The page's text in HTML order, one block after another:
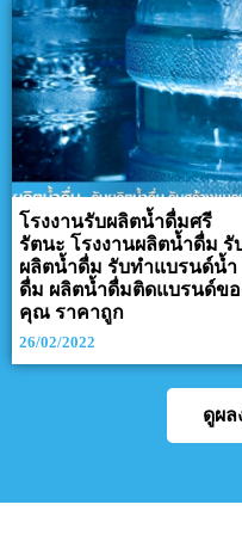
โรงงานรับผลิตน้ำดื่มศรี
รัตนะ โรงงานผลิตน้ำดื่ม รั
ผลิตน้ำดื่ม รับทำแบรนด์น้ำ
ดื่ม ผลิตน้ำดื่มติดแบรนด์ขอ
คุณ ราคาถูก
26/02/2022
ดูผ